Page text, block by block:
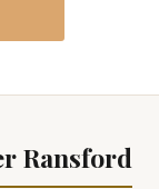
Ransford